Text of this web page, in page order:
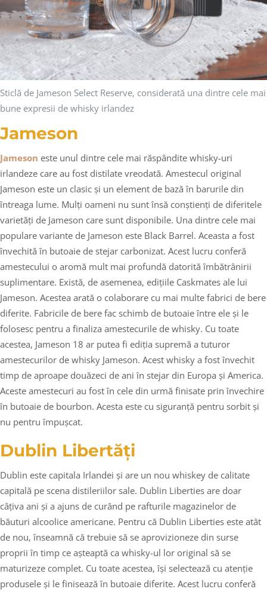
Sticlă de Jameson Select Reserve, considerată una dintre cele mai
bune expresii de whisky irlandez
Jameson
Jameson este unul dintre cele mai răspândite whisky-uri
irlandeze care au fost distilate vreodată. Amestecul original
Jameson este un clasic și un element de bază în barurile din
întreaga lume. Mulți oameni nu sunt însă conștienți de diferitele
varietăți de Jameson care sunt disponibile. Una dintre cele mai
populare variante de Jameson este Black Barrel. Aceasta a fost
învechită în butoaie de stejar carbonizat. Acest lucru conferă
amestecului o aromă mult mai profundă datorită îmbătrânirii
suplimentare. Există, de asemenea, edițiile Caskmates ale lui
Jameson. Acestea arată o colaborare cu mai multe fabrici de bere
diferite. Fabricile de bere fac schimb de butoaie între ele și le
folosesc pentru a finaliza amestecurile de whisky. Cu toate
acestea, Jameson 18 ar putea fi ediția supremă a tuturor
amestecurilor de whisky Jameson. Acest whisky a fost învechit
timp de aproape douăzeci de ani în stejar din Europa și America.
Aceste amestecuri au fost în cele din urmă finisate prin învechire
în butoaie de bourbon. Acesta este cu siguranță pentru sorbit și
nu pentru împușcat.
Dublin Libertăți
Dublin este capitala Irlandei și are un nou whiskey de calitate
capitală pe scena distileriilor sale. Dublin Liberties are doar
câțiva ani și a ajuns de curând pe rafturile magazinelor de
băuturi alcoolice americane. Pentru că Dublin Liberties este atât
de nou, înseamnă că trebuie să se aprovizioneze din surse
proprii în timp ce așteaptă ca whisky-ul lor original să se
maturizeze complet. Cu toate acestea, își selectează cu atenție
produsele și le finisează în butoaie diferite. Acest lucru conferă